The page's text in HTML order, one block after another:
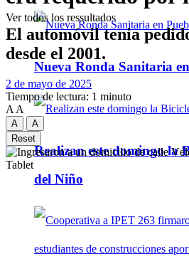
Nueva Ronda Sanitaria
Realizan este domingo la
del Niño
Ver todos los ressultados
El automóvil tenia
desde el 2001.
2 de mayo de 2025
Tiempo de lectura: 1 minuto
A A
A
A
Reset